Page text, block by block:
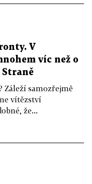
V
víc než o
Straně
Záleží samozřejmě
vítězství
že...